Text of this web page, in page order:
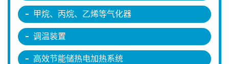
甲烷、丙烷、乙烯等气化器
调温装置
高效节能储热电加热系统